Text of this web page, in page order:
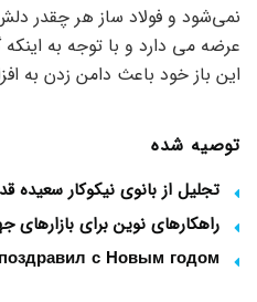
نمی‌شود و فولاد ساز هر چقدر
عرضه می دارد و با توجه به
این باز خود باعث دامن زدن به
توصیه شده
تجلیل از بانوی نیکوکار
راهکارهای نوین برای بازارهای
с Новым годом